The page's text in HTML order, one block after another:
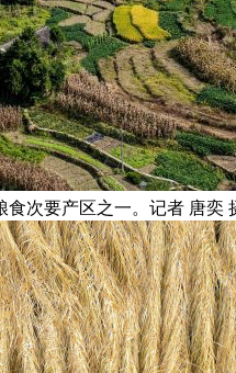
食次要产区之一。记者 唐奕